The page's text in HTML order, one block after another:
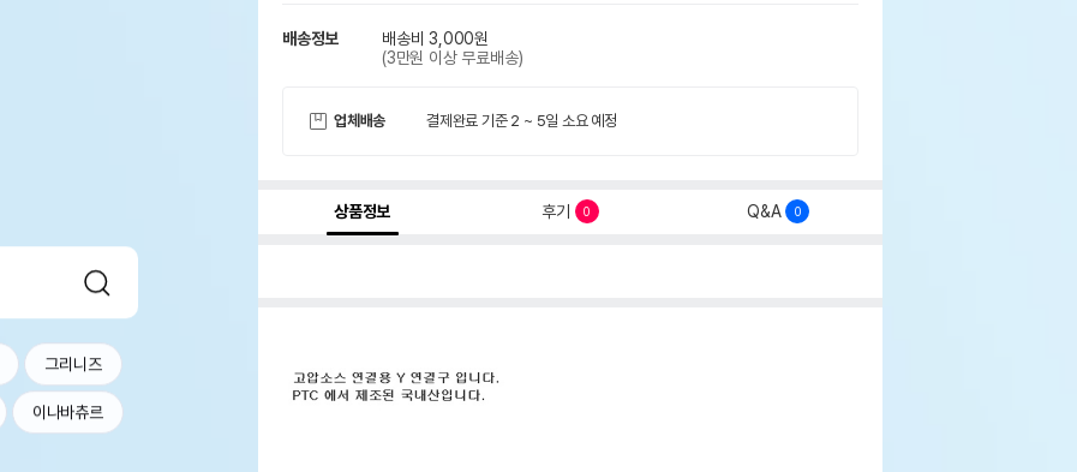
그리니즈
이나바츄르
배송정보
배송비 3,000원
(3만원 이상 무료배송)
업체배송 결제완료 기준 2 ~ 5일 소요 예정
상품정보 후기 0 Q&A 0